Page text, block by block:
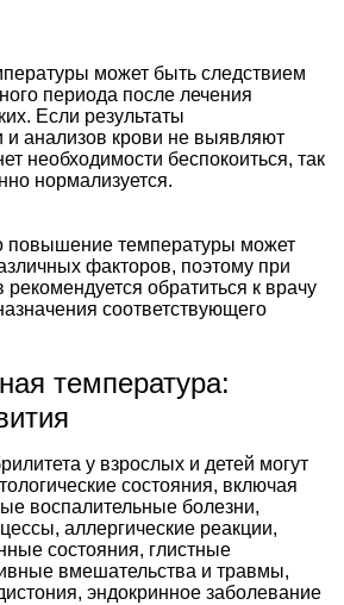
может быть следствием
периода после лечения
Если результаты
и анализов крови не выявляют
необходимости беспокоиться, так
нормализуется.
повышение температуры может
факторов, поэтому при
обратиться к врачу
соответствующего
температура:
у взрослых и детей могут
состояния, включая
воспалительные болезни,
аллергические реакции,
состояния, глистные
вмешательства и травмы,
эндокринное заболевание